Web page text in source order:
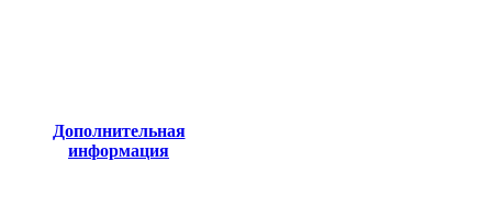
Дополнительная
информация